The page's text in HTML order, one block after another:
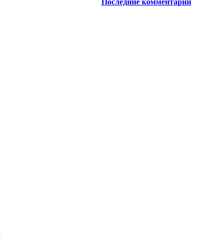
Последние комментарии